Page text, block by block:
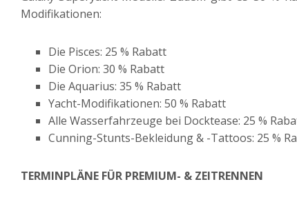
Modifikationen:
Die Pisces: 25 % Rabatt
Die Orion: 30 % Rabatt
Die Aquarius: 35 % Rabatt
Yacht-Modifikationen: 50 % Rabatt
Alle Wasserfahrzeuge bei Docktease: 25 %
Cunning-Stunts-Bekleidung & -Tattoos: 25 %
TERMINPLÄNE FÜR PREMIUM- & ZEITRENNEN